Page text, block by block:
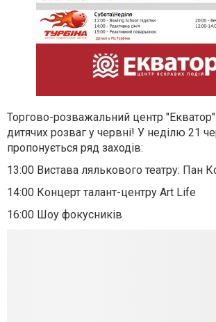
Торгово-розважальний центр
дитячих розваг у червні! У неділю 21
пропонується ряд заходів:
13:00 Вистава лялькового театру: Пан
14:00 Концерт талант-центру Art Life
16:00 Шоу фокусників